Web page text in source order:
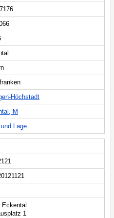
Höchstadt
M
Lage
Eckental
1